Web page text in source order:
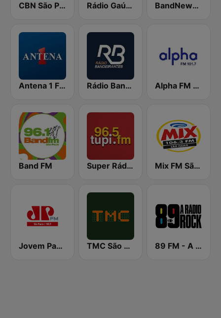
CBN São Paulo Rádio Gaúcha ZH BandNews FM - 96.9 SP
Antena 1 FM Rádio Bandeirantes Alpha FM 101.7
Band FM Super Rádio Tupi Mix FM São Paulo
Jovem Pan FM São Paulo TMC São Paulo 89 FM - A Rádio Rock